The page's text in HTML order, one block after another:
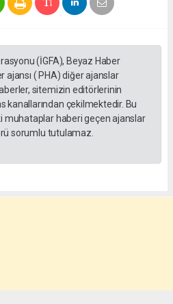
(İGFA), Beyaz Haber
ajansı ( PHA) diğer ajanslar
sitemizin editörlerinin
kanallarından çekilmektedir. Bu
muhataplar haberi geçen ajanslar
sorumlu tutulamaz.